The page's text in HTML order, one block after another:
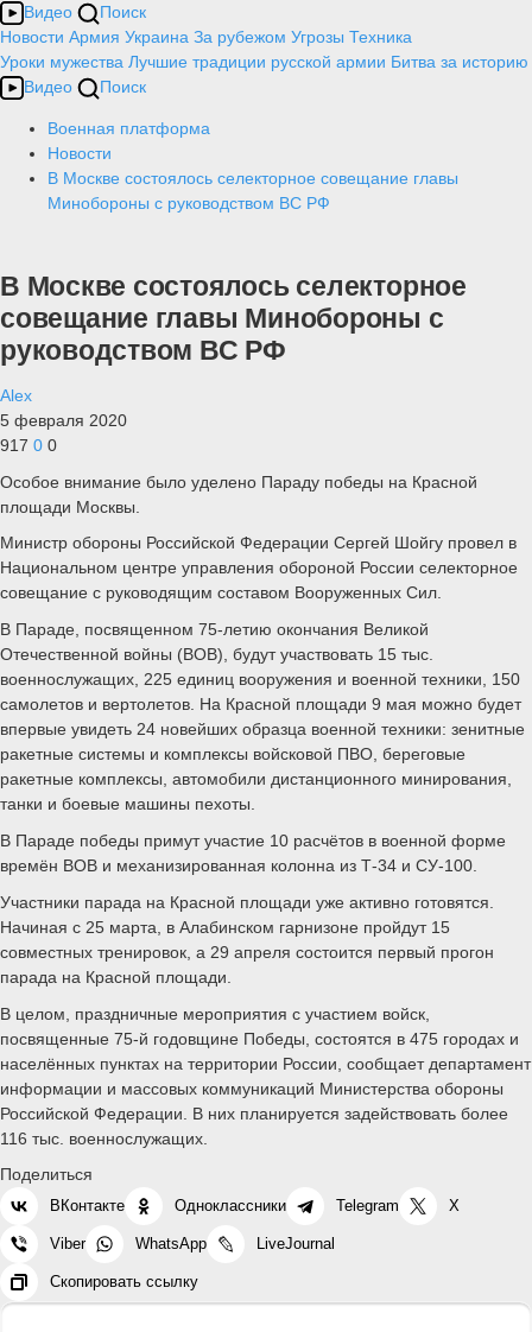
Видео
Поиск
Новости Армия Украина За рубежом Угрозы Техника
Уроки мужества Лучшие традиции русской армии Битва за историю
Видео
Поиск
Военная платформа
Новости
В Москве состоялось селекторное совещание главы
Минобороны с руководством ВС РФ
В Москве состоялось селекторное
совещание главы Минобороны с
руководством ВС РФ
Alex
5 февраля 2020
917 0 0
Особое внимание было уделено Параду победы на Красной
площади Москвы.
Министр обороны Российской Федерации Сергей Шойгу провел в
Национальном центре управления обороной России селекторное
совещание с руководящим составом Вооруженных Сил.
В Параде, посвященном 75-летию окончания Великой
Отечественной войны (ВОВ), будут участвовать 15 тыс.
военнослужащих, 225 единиц вооружения и военной техники, 150
самолетов и вертолетов. На Красной площади 9 мая можно будет
впервые увидеть 24 новейших образца военной техники: зенитные
ракетные системы и комплексы войсковой ПВО, береговые
ракетные комплексы, автомобили дистанционного минирования,
танки и боевые машины пехоты.
В Параде победы примут участие 10 расчётов в военной форме
времён ВОВ и механизированная колонна из Т-34 и СУ-100.
Участники парада на Красной площади уже активно готовятся.
Начиная с 25 марта, в Алабинском гарнизоне пройдут 15
совместных тренировок, а 29 апреля состоится первый прогон
парада на Красной площади.
В целом, праздничные мероприятия с участием войск,
посвященные 75-й годовщине Победы, состоятся в 475 городах и
населённых пунктах на территории России, сообщает департамент
информации и массовых коммуникаций Министерства обороны
Российской Федерации. В них планируется задействовать более
116 тыс. военнослужащих.
Поделиться
ВКонтакте Одноклассники Telegram X
Viber WhatsApp LiveJournal
Скопировать ссылку